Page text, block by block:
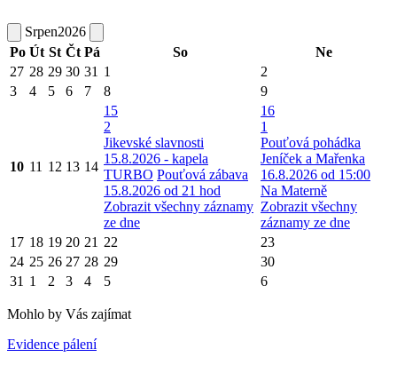
Srpen2026
Po Út St Čt Pá So
Ne
27 28 29 30 31 1
2
3
4 5 6 7 8 9
10 11 12 13 14
15
2
Jikevské slavnosti
15.8.2026 - kapela
TURBO Pouťová zábava
15.8.2026 od 21 hod
Zobrazit všechny záznamy
ze dne
16
1
Pouťová pohádka
Jeníček a Mařenka
16.8.2026 od 15:00
Na Materně
Zobrazit všechny
záznamy ze dne
17 18 19 20 21 22
23
24 25 26 27 28 29
30
31 1 2 3 4 5 6
Mohlo by Vás zajímat
Evidence pálení